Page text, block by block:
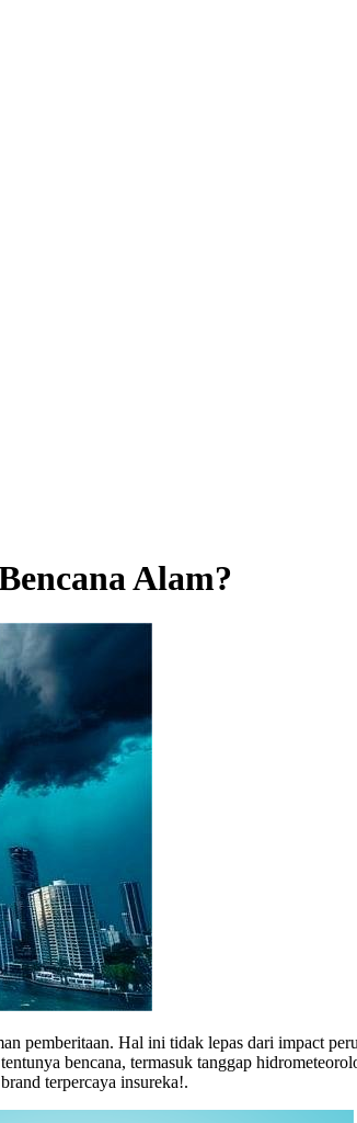
Alam?
pemberitaan. Hal ini tidak lepas dari impact
bencana, termasuk tanggap
terpercaya insureka!.